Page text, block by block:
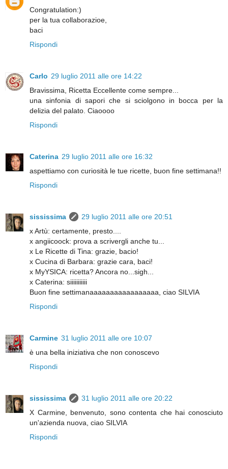
Congratulation:)
per la tua collaborazioe,
baci
Rispondi
Carlo 29 luglio 2011 alle ore 14:22
Bravissima, Ricetta Eccellente come sempre...
una sinfonia di sapori che si sciolgono in bocca per la
delizia del palato. Ciaoooo
Rispondi
Caterina 29 luglio 2011 alle ore 16:32
aspettiamo con curiosità le tue ricette, buon fine settimana!!
Rispondi
sississima
29 luglio 2011 alle ore 20:51
x Artù: certamente, presto....
x angiicoock: prova a scrivergli anche tu...
x Le Ricette di Tina: grazie, bacio!
x Cucina di Barbara: grazie cara, baci!
x MyYSICA: ricetta? Ancora no...sigh...
x Caterina: siiiiiiiiiii
Buon fine settimanaaaaaaaaaaaaaaaaa, ciao SILVIA
Rispondi
Carmine 31 luglio 2011 alle ore 10:07
è una bella iniziativa che non conoscevo
Rispondi
sississima
31 luglio 2011 alle ore 20:22
X Carmine, benvenuto, sono contenta che hai conosciuto
un'azienda nuova, ciao SILVIA
Rispondi